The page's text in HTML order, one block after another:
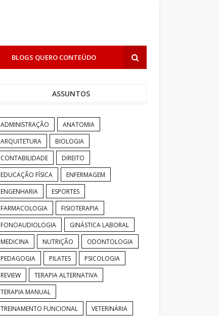
BLOGS QUERO CONTEÚDO
ASSUNTOS
ADMINISTRAÇÃO
ANATOMIA
ARQUITETURA
BIOLOGIA
CONTABILIDADE
DIREITO
EDUCAÇÃO FÍSICA
ENFERMAGEM
ENGENHARIA
ESPORTES
FARMACOLOGIA
FISIOTERAPIA
FONOAUDIOLOGIA
GINÁSTICA LABORAL
MEDICINA
NUTRIÇÃO
ODONTOLOGIA
PEDAGOGIA
PILATES
PSICOLOGIA
REVIEW
TERAPIA ALTERNATIVA
TERAPIA MANUAL
TREINAMENTO FUNCIONAL
VETERINÁRIA